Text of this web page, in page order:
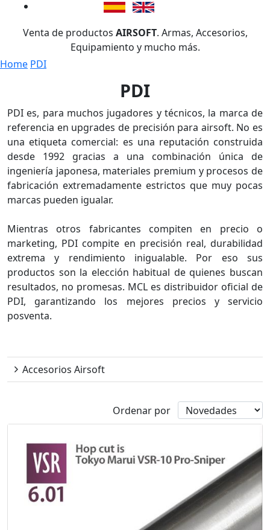
Venta de productos AIRSOFT. Armas, Accesorios,
Equipamiento y mucho más.
Home PDI
PDI
PDI es, para muchos jugadores y técnicos, la marca de
referencia en upgrades de precisión para airsoft. No es
una etiqueta comercial: es una reputación construida
desde 1992 gracias a una combinación única de
ingeniería japonesa, materiales premium y procesos de
fabricación extremadamente estrictos que muy pocas
marcas pueden igualar.
Mientras otros fabricantes compiten en precio o
marketing, PDI compite en precisión real, durabilidad
extrema y rendimiento inigualable. Por eso sus
productos son la elección habitual de quienes buscan
resultados, no promesas. MCL es distribuidor oficial de
PDI, garantizando los mejores precios y servicio
posventa.
Accesorios Airsoft
Ordenar por